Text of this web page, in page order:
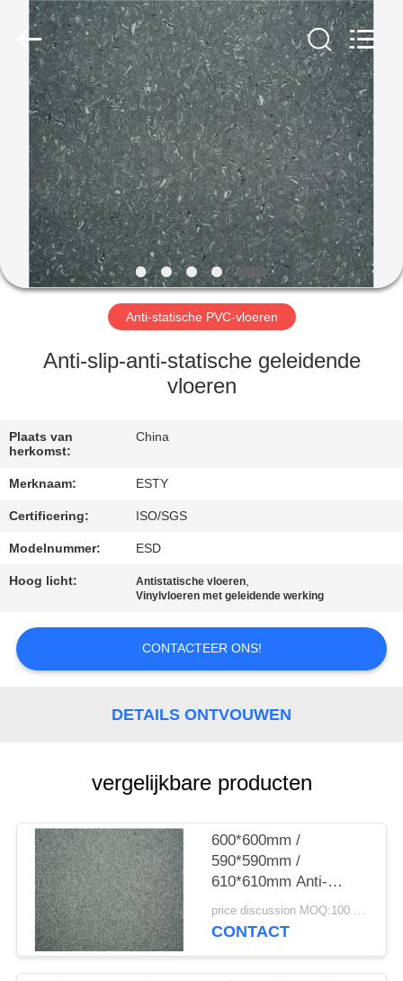
HUIS
PRODUCTEN
VR-
SHOW
OVER
FABRIEKSTOCHT
KWALITEITSCONTROLE
NEEM
CONTACT
MET
ONS
NIEUWS
GEVALLEN
VRAAG
OFFERTE
SITEMAP
PRIVACYBELEID
BUILDING
MATERIALS
CO.,LTD.
Reserved.
Developed
Anti-statische PVC-vloeren
Anti-slip-anti-statische geleidende
vloeren
Plaats van
herkomst:
China
Merknaam: ESTY
Certificering: ISO/SGS
Modelnummer: ESD
Hoog licht: Antistatische vloeren,
Vinylvloeren met geleidende werking
CONTACTEER ONS!
DETAILS ONTVOUWEN
vergelijkbare producten
600*600mm /
590*590mm /
610*610mm Anti-
statische vloeren met
een dikte van 3 mm
price discussion MOQ:100 vierkante meter
CONTACT